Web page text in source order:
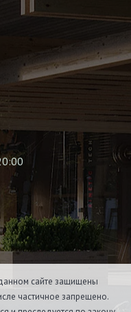
сайте защищены
частичное запрещено.